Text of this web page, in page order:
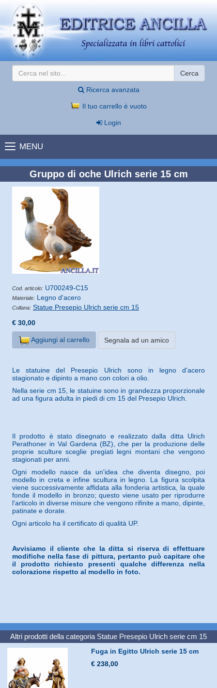
Cerca
Ricerca avanzata
Il tuo carrello è vuoto
Login
MENU
Gruppo di oche Ulrich serie 15 cm
Cod. articolo: U700249-C15
Materiale: Legno d'acero
Collana: Statue Presepio Ulrich serie cm 15
€ 30,00
Aggiungi al carrello Segnala ad un amico
Le statuine del Presepio Ulrich sono in legno d'acero
stagionato e dipinto a mano con colori a olio.
Nella serie cm 15, le statuine sono in grandezza proporzionale
ad una figura adulta in piedi di cm 15 del Presepio Ulrich.
Il prodotto è stato disegnato e realizzato dalla ditta Ulrich
Perathoner in Val Gardena (BZ), che per la produzione delle
proprie sculture sceglie pregiati legni montani che vengono
stagionati per anni.
Ogni modello nasce da un'idea che diventa disegno, poi
modello in creta e infine scultura in legno. La figura scolpita
viene successivamente affidata alla fonderia artistica, la quale
fonde il modello in bronzo; questo viene usato per riprodurre
l'articolo in diverse misure che vengono rifinite a mano, dipinte,
patinate e dorate.
Ogni articolo ha il certificato di qualità UP.
Avvisiamo il cliente che la ditta si riserva di effettuare
modifiche nella fase di pittura, pertanto può capitare che
il prodotto richiesto presenti qualche differenza nella
colorazione rispetto al modello in foto.
Altri prodotti della categoria Statue Presepio Ulrich serie cm 15
Fuga in Egitto Ulrich serie 15 cm
€ 238,00